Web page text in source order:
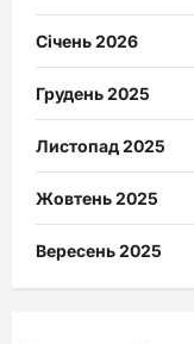
Січень 2026
Грудень 2025
Листопад 2025
Жовтень 2025
Вересень 2025